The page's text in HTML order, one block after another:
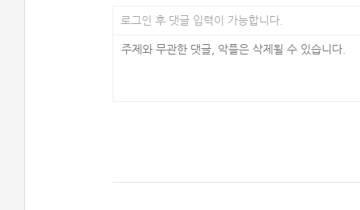
로그인 후 댓글 입력이 가능합니다.